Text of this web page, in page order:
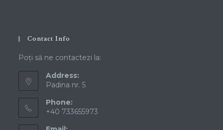
Contact Info